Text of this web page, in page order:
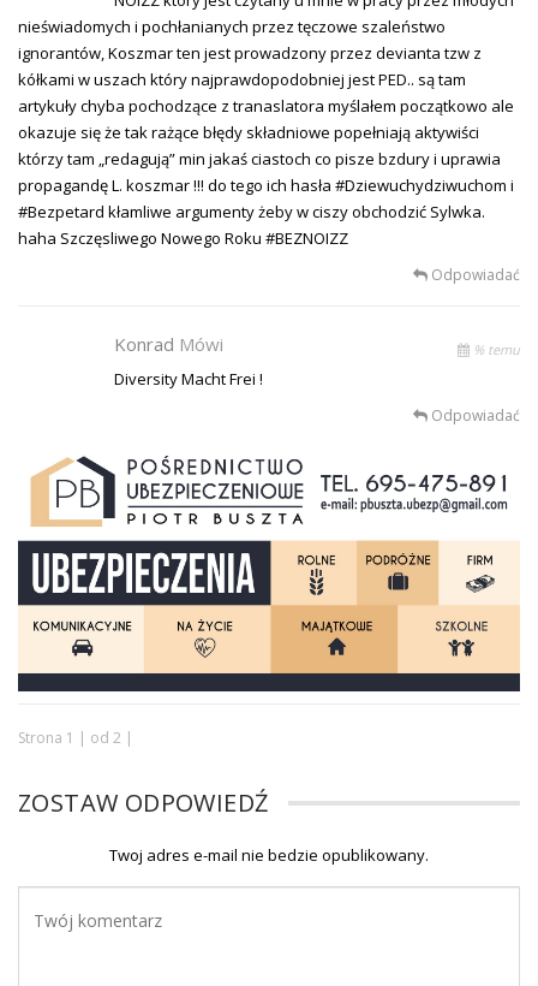
nieświadomych i pochłanianych przez tęczowe szaleństwo
ignorantów, Koszmar ten jest prowadzony przez devianta tzw z
kółkami w uszach który najprawdopodobniej jest PED.. są tam
artykuły chyba pochodzące z tranaslatora myślałem początkowo ale
okazuje się że tak rażące błędy składniowe popełniają aktywiści
którzy tam „redagują” min jakaś ciastoch co pisze bzdury i uprawia
propagandę L. koszmar !!! do tego ich hasła #Dziewuchydziwuchom i
#Bezpetard kłamliwe argumenty żeby w ciszy obchodzić Sylwka.
haha Szczęsliwego Nowego Roku #BEZNOIZZ
Odpowiadać
Konrad Mówi % temu
Diversity Macht Frei !
Odpowiadać
Strona 1 | od 2 |
ZOSTAW ODPOWIEDŹ
Twoj adres e-mail nie bedzie opublikowany.